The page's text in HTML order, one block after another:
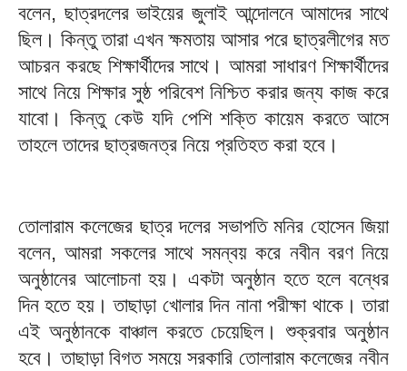
বলেন, ছাত্রদলের ভাইয়ের জুলাই আন্দোলনে আমাদের সাথে
ছিল। কিন্তু তারা এখন ক্ষমতায় আসার পরে ছাত্রলীগের মত
আচরন করছে শিক্ষার্থীদের সাথে। আমরা সাধারণ শিক্ষার্থীদের
সাথে নিয়ে শিক্ষার সুষ্ঠ পরিবেশ নিশ্চিত করার জন্য কাজ করে
যাবো। কিন্তু কেউ যদি পেশি শক্তি কায়েম করতে আসে
তাহলে তাদের ছাত্রজনত্র নিয়ে প্রতিহত করা হবে।
তোলারাম কলেজের ছাত্র দলের সভাপতি মনির হোসেন জিয়া
বলেন, আমরা সকলের সাথে সমন্বয় করে নবীন বরণ নিয়ে
অনুষ্ঠানের আলোচনা হয়। একটা অনুষ্ঠান হতে হলে বন্ধের
দিন হতে হয়। তাছাড়া খোলার দিন নানা পরীক্ষা থাকে। তারা
এই অনুষ্ঠানকে বাঞ্চাল করতে চেয়েছিল। শুক্রবার অনুষ্ঠান
হবে। তাছাড়া বিগত সময়ে সরকারি তোলারাম কলেজের নবীন